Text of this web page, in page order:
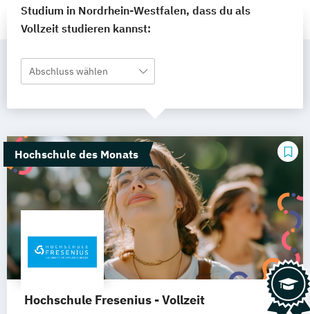
Studium in Nordrhein-Westfalen, dass du als
Vollzeit studieren kannst:
Abschluss wählen
Hochschule des Monats
Hochschule Fresenius - Vollzeit